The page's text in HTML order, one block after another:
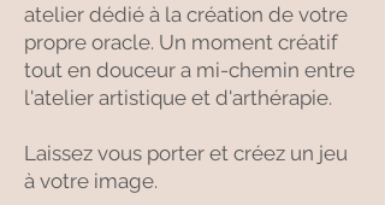
atelier dédié à la création de votre
propre oracle. Un moment créatif
tout en douceur a mi-chemin entre
l'atelier artistique et d'arthérapie.
Laissez vous porter et créez un jeu
à votre image.